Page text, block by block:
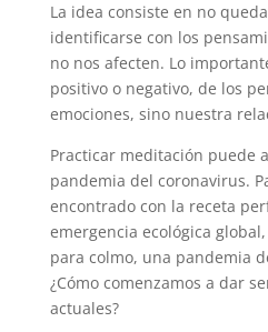
La idea consiste en no
identificarse con los
no nos afecten. Lo
positivo o negativo, de los
emociones, sino nuestra
Practicar meditación puede
pandemia del coronavirus.
encontrado con la receta
emergencia ecológica
para colmo, una pandemia
¿Cómo comenzamos a dar
actuales?